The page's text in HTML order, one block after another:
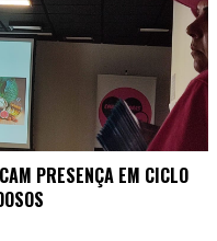
PRESENÇA EM CICLO